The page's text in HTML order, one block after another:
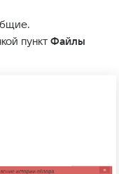
пункт Файлы